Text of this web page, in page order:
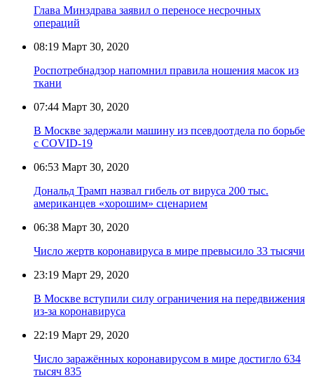
Глава Минздрава заявил о переносе несрочных
операций
08:19 Март 30, 2020
Роспотребнадзор напомнил правила ношения масок из
ткани
07:44 Март 30, 2020
В Москве задержали машину из псевдоотдела по борьбе
с COVID-19
06:53 Март 30, 2020
Дональд Трамп назвал гибель от вируса 200 тыс.
американцев «хорошим» сценарием
06:38 Март 30, 2020
Число жертв коронавируса в мире превысило 33 тысячи
23:19 Март 29, 2020
В Москве вступили силу ограничения на передвижения
из-за коронавируса
22:19 Март 29, 2020
Число заражённых коронавирусом в мире достигло 634
тысяч 835